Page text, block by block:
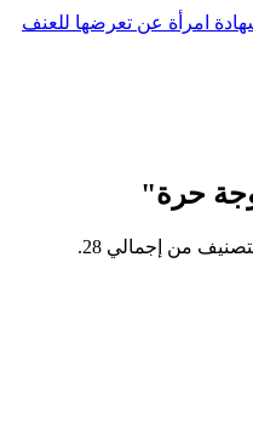
امرأة عن تعرضها للعنف
حرة"